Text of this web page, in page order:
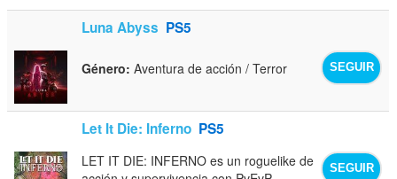
Luna Abyss PS5
SEGUIR
Género: Aventura de acción / Terror
Let It Die: Inferno PS5
SEGUIR
LET IT DIE: INFERNO es un roguelike de